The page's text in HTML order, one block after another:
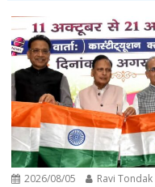
2026/08/05 Ravi Tondak